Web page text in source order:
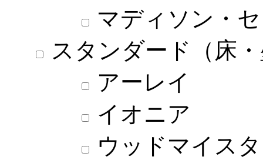
マディソン・
スタンダード（床
アーレイ
イオニア
ウッドマイス